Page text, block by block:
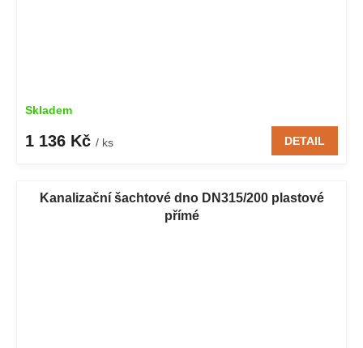
Skladem
1 136 Kč / ks DETAIL
Kanalizační šachtové dno DN315/200 plastové
přímé